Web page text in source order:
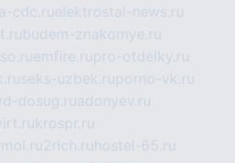
a-cdc.ruelektrostal-news.ru
budem-znakomye.ru
emfire.rupro-otdelky.ru
seks-uzbek.ruporno-vk.ru
dosug.ruadonyev.ru
krospr.ru
2rich.ru hostel-65.ru